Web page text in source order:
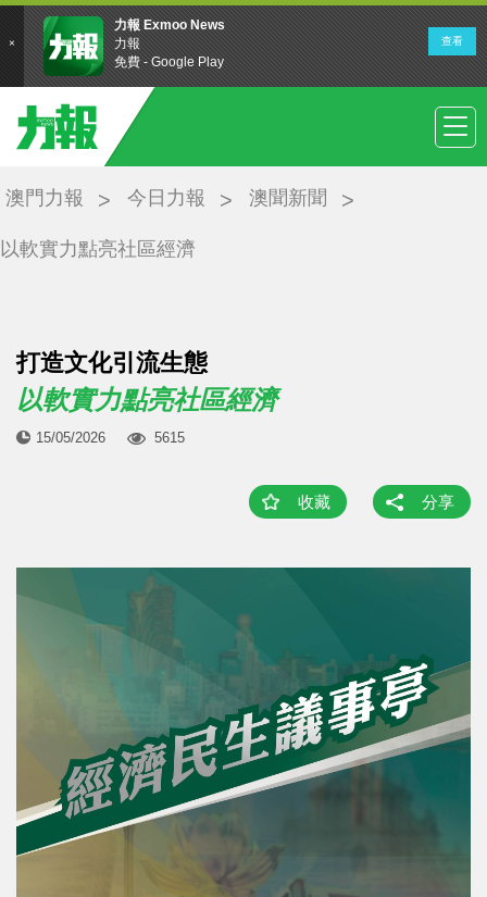
澳門力報 今日力報 澳聞新聞
以軟實力點亮社區經濟
打造文化引流生態
以軟實力點亮社區經濟
15/05/2026 5615
收藏 分享